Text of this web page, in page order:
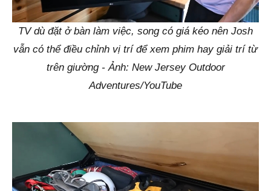
TV dù đặt ở bàn làm việc, song có giá kéo nên Josh
vẫn có thể điều chỉnh vị trí để xem phim hay giải trí từ
trên giường - Ảnh: New Jersey Outdoor
Adventures/YouTube